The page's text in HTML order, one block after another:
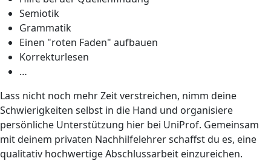
Semiotik
Grammatik
Einen "roten Faden" aufbauen
Korrekturlesen
…
Lass nicht noch mehr Zeit verstreichen, nimm deine
Schwierigkeiten selbst in die Hand und organisiere
persönliche Unterstützung hier bei UniProf. Gemeinsam
mit deinem privaten Nachhilfelehrer schaffst du es, eine
qualitativ hochwertige Abschlussarbeit einzureichen.